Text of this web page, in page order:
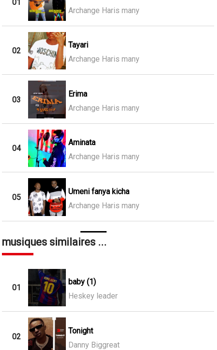
01
Archange Haris many
02
Tayari
Archange Haris many
03
Erima
Archange Haris many
04
Aminata
Archange Haris many
05
Umeni fanya kicha
Archange Haris many
musiques similaires ...
01
baby (1)
Heskey leader
02
Tonight
Danny Biggreat